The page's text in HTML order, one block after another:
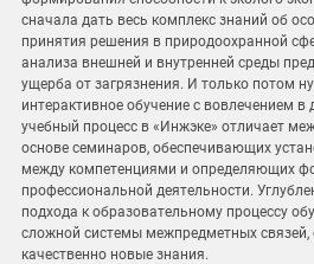
сначала дать весь комплекс знаний об
принятия решения в природоохранной
анализа внешней и внутренней среды
ущерба от загрязнения. И только потом
интерактивное обучение с вовлечением в
учебный процесс в «Инжэке» отличает
основе семинаров, обеспечивающих
между компетенциями и определяющих
профессиональной деятельности.
подхода к образовательному процессу
сложной системы межпредметных связей,
качественно новые знания.